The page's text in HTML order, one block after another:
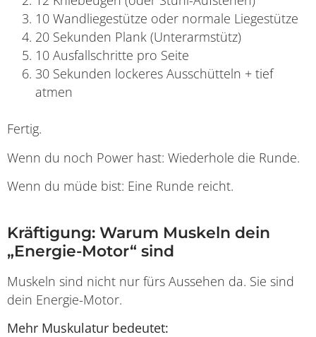
10 Wandliegestütze oder normale Liegestütze
20 Sekunden Plank (Unterarmstütz)
10 Ausfallschritte pro Seite
30 Sekunden lockeres Ausschütteln + tief
atmen
Fertig.
Wenn du noch Power hast: Wiederhole die Runde.
Wenn du müde bist: Eine Runde reicht.
Kräftigung: Warum Muskeln dein
„Energie-Motor“ sind
Muskeln sind nicht nur fürs Aussehen da. Sie sind
dein Energie-Motor.
Mehr Muskulatur bedeutet: